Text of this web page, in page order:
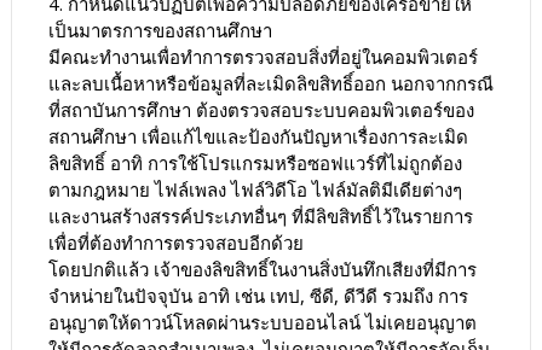
เป็นมาตรการของสถานศึกษา
มีคณะทำงานเพื่อทำการตรวจสอบสิ่งที่อยู่ในคอมพิวเตอร์
และลบเนื้อหาหรือข้อมูลที่ละเมิดลิขสิทธิ์ออก นอกจากกรณี
ที่สถาบันการศึกษา ต้องตรวจสอบระบบคอมพิวเตอร์ของ
สถานศึกษา เพื่อแก้ไขและป้องกันปัญหาเรื่องการละเมิด
ลิขสิทธิ์ อาทิ การใช้โปรแกรมหรือซอฟแวร์ที่ไม่ถูกต้อง
ตามกฎหมาย ไฟล์เพลง ไฟล์วิดีโอ ไฟล์มัลติมีเดียต่างๆ
และงานสร้างสรรค์ประเภทอื่นๆ ที่มีลิขสิทธิ์ไว้ในรายการ
เพื่อที่ต้องทำการตรวจสอบอีกด้วย
โดยปกติแล้ว เจ้าของลิขสิทธิ์ในงานสิ่งบันทึกเสียงที่มีการ
จำหน่ายในปัจจุบัน อาทิ เช่น เทป, ซีดี, ดีวีดี รวมถึง การ
อนุญาตให้ดาวน์โหลดผ่านระบบออนไลน์ ไม่เคยอนุญาต